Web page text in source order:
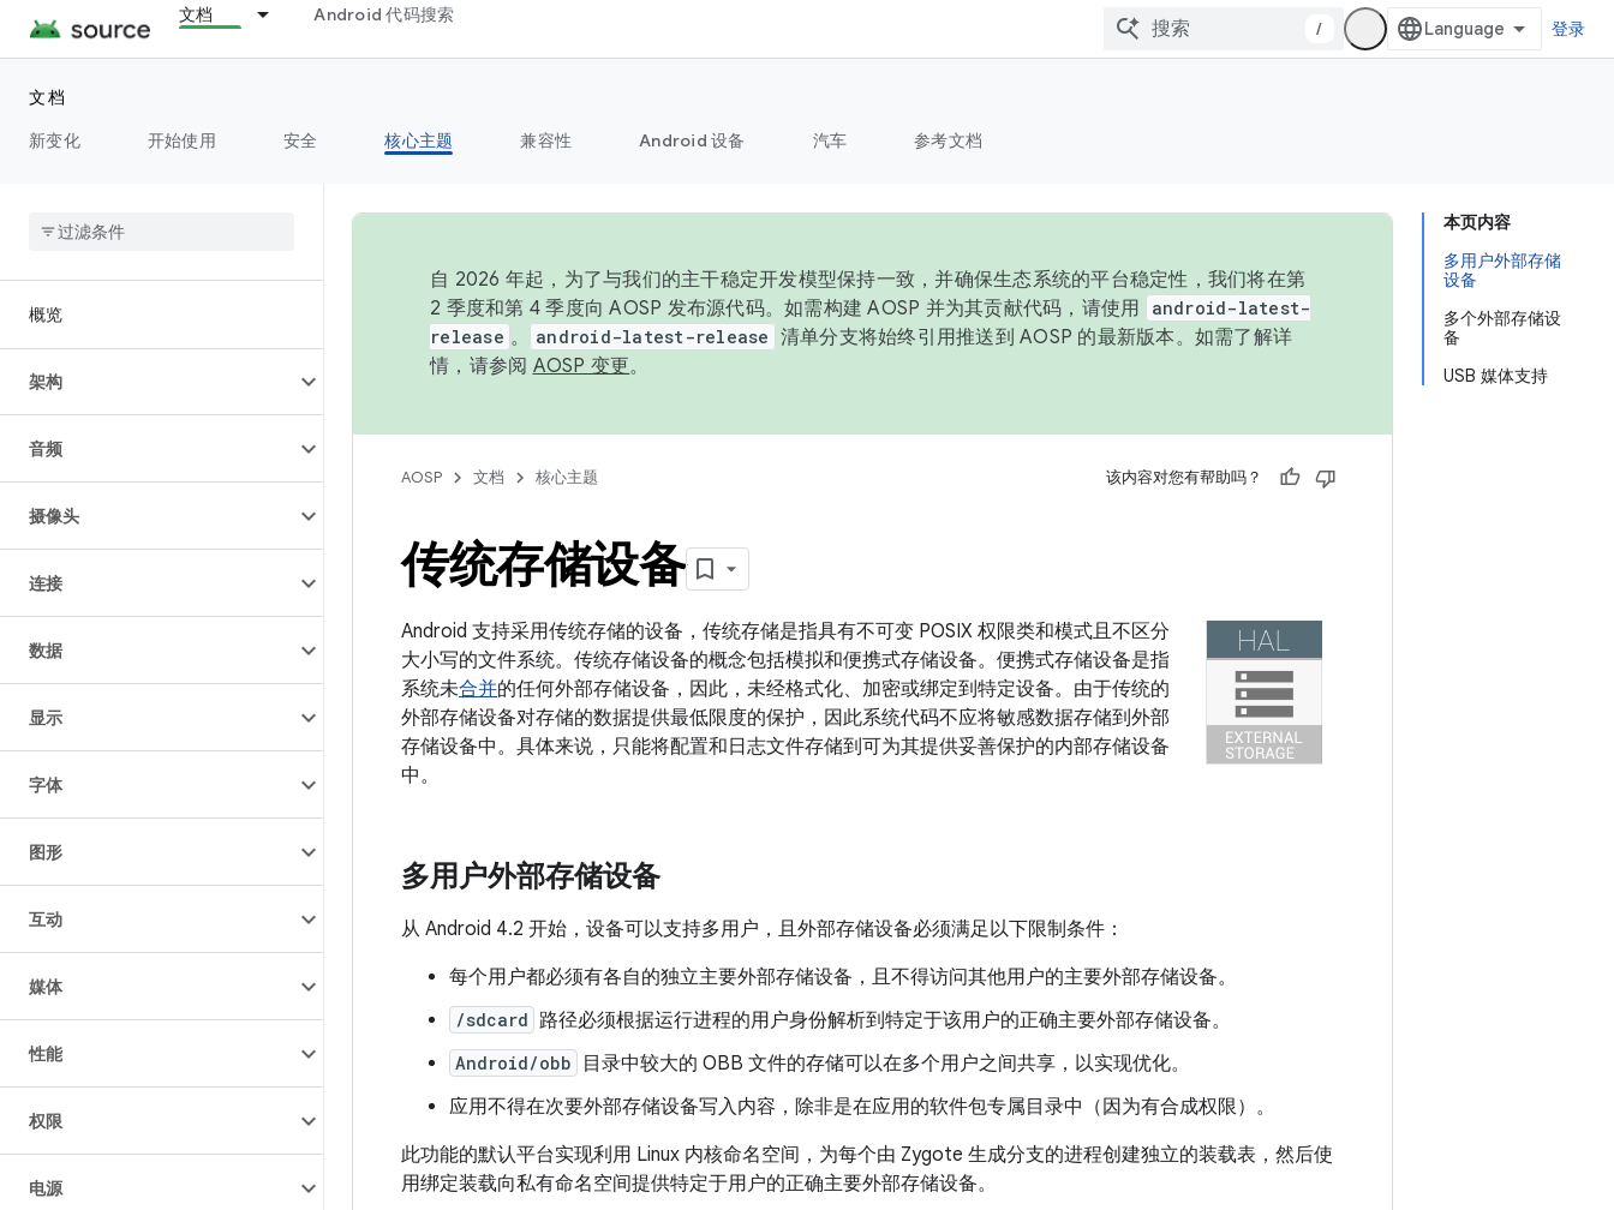
文档 Android 代码搜索
/ 登录
文档
新变化
开始使用 安全 核心主题 兼容性 Android 设备 汽车 参考文档
概览
架构
音频
摄像头
连接
数据
显示
字体
图形
互动
媒体
性能
权限
电源
本页内容
多用户外部存储
设备
多个外部存储设
备
USB 媒体支持
自 2026 年起，为了与我们的主干稳定开发模型保持一致，并确保生态系统的平台稳定性，我们将在第
2 季度和第 4 季度向 AOSP 发布源代码。如需构建 AOSP 并为其贡献代码，请使用
android-latest-
release 。 android-latest-release 清单分支将始终引用推送到 AOSP 的最新版本。如需了解详
情，请参阅 AOSP 变更。
AOSP 文档 核心主题 该内容对您有帮助吗？
传统存储设备
Android 支持采用传统存储的设备，传统存储是指具有不可变 POSIX 权限类和模式且不区分
大小写的文件系统。传统存储设备的概念包括模拟和便携式存储设备。便携式存储设备是指
系统未合并的任何外部存储设备，因此，未经格式化、加密或绑定到特定设备。由于传统的
外部存储设备对存储的数据提供最低限度的保护，因此系统代码不应将敏感数据存储到外部
存储设备中。具体来说，只能将配置和日志文件存储到可为其提供妥善保护的内部存储设备
中。
多用户外部存储设备
从 Android 4.2 开始，设备可以支持多用户，且外部存储设备必须满足以下限制条件：
每个用户都必须有各自的独立主要外部存储设备，且不得访问其他用户的主要外部存储设备。
/sdcard 路径必须根据运行进程的用户身份解析到特定于该用户的正确主要外部存储设备。
Android/obb
目录中较大的 OBB 文件的存储可以在多个用户之间共享，以实现优化。
应用不得在次要外部存储设备写入内容，除非是在应用的软件包专属目录中（因为有合成权限）。
此功能的默认平台实现利用 Linux 内核命名空间，为每个由 Zygote 生成分支的进程创建独立的装载表，然后使
用绑定装载向私有命名空间提供特定于用户的正确主要外部存储设备。